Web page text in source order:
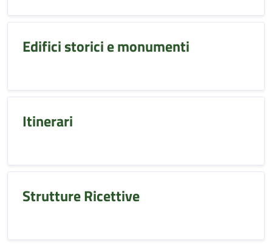
Edifici storici e monumenti
Itinerari
Strutture Ricettive